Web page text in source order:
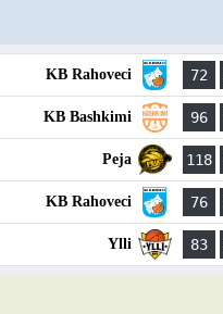
KB Rahoveci 72
KB Bashkimi 96
Peja 118
KB Rahoveci 76
Ylli 83